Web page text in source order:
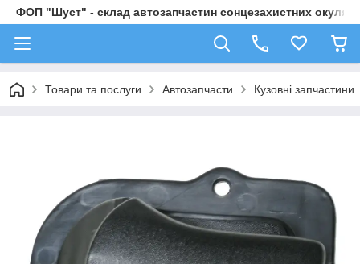
ФОП "Шуст" - склад автозапчастин сонцезахистних
Товари та послуги Автозапчасти Кузовні запчастини